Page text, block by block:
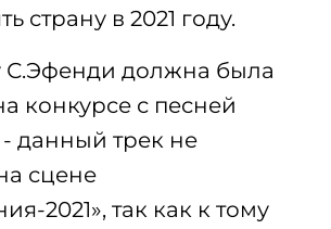
страну в 2021 году.
С.Эфенди должна была
конкурсе с песней
- данный трек не
сцене
2021», так как к тому